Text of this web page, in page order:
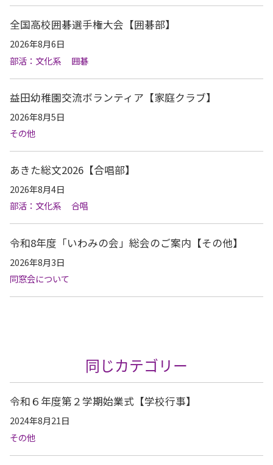
全国高校囲碁選手権大会【囲碁部】
2026年8月6日
部活：文化系
囲碁
益田幼稚園交流ボランティア【家庭クラブ】
2026年8月5日
その他
あきた総文2026【合唱部】
2026年8月4日
部活：文化系
合唱
令和8年度「いわみの会」総会のご案内【その他】
2026年8月3日
同窓会について
同じカテゴリー
令和６年度第２学期始業式【学校行事】
2024年8月21日
その他